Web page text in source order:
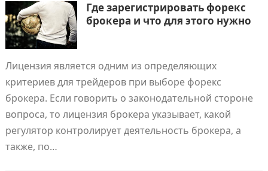
Где зарегистрировать форекс
брокера и что для этого нужно
Лицензия является одним из определяющих
критериев для трейдеров при выборе форекс
брокера. Если говорить о законодательной стороне
вопроса, то лицензия брокера указывает, какой
регулятор контролирует деятельность брокера, а
также, по…